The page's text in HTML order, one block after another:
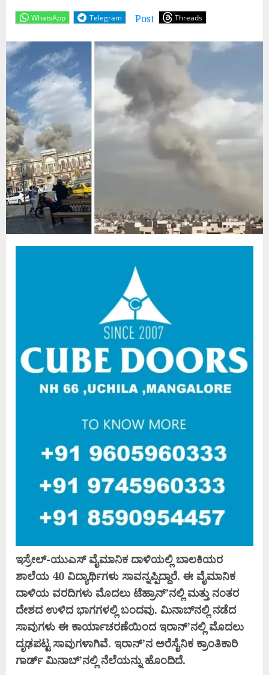
WhatsApp Telegram Post Threads
ಇಸ್ರೇಲ್-ಯುಎಸ್ ವೈಮಾನಿಕ ದಾಳಿಯಲ್ಲಿ ಬಾಲಕಿಯರ
ಶಾಲೆಯ 40 ವಿದ್ಯಾರ್ಥಿಗಳು ಸಾವನ್ನಪ್ಪಿದ್ದಾರೆ. ಈ ವೈಮಾನಿಕ
ದಾಳಿಯ ವರದಿಗಳು ಮೊದಲು ಟೆಹ್ರಾನ್‌’ನಲ್ಲಿ ಮತ್ತು ನಂತರ
ದೇಶದ ಉಳಿದ ಭಾಗಗಳಲ್ಲಿ ಬಂದವು. ಮಿನಾಬ್‌ನಲ್ಲಿ ನಡೆದ
ಸಾವುಗಳು ಈ ಕಾರ್ಯಾಚರಣೆಯಿಂದ ಇರಾನ್‌’ನಲ್ಲಿ ಮೊದಲು
ದೃಢಪಟ್ಟ ಸಾವುಗಳಾಗಿವೆ. ಇರಾನ್‌’ನ ಅರೆಸೈನಿಕ ಕ್ರಾಂತಿಕಾರಿ
ಗಾರ್ಡ್ ಮಿನಾಬ್‌’ನಲ್ಲಿ ನೆಲೆಯನ್ನು ಹೊಂದಿದೆ.